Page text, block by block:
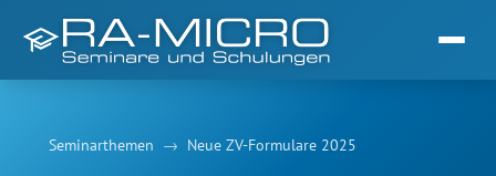
Seminarthemen → Neue ZV-Formulare 2025